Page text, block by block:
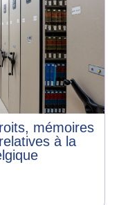
mémoires
à la